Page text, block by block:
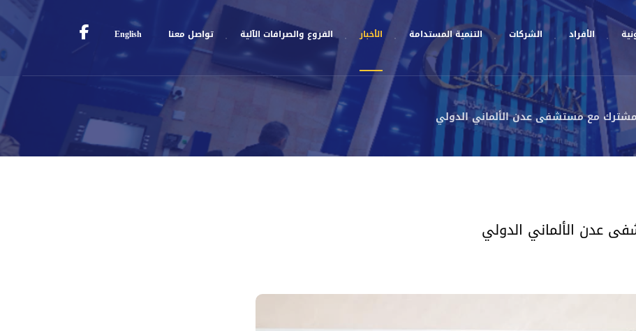
الأفراد الشركات التنمية المستدامة الأخبار الفروع والصرافات الآلية تواصل معنا English
مع مستشفى عدن الألماني الدولي
عدن الألماني الدولي